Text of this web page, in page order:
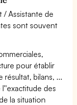
/ Assistante de
sont souvent
pour établir
bilans, ...
des
la situation